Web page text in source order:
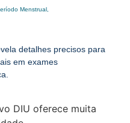
Menstrual
detalhes precisos para
em exames